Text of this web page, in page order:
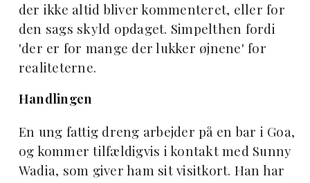
der ikke altid bliver kommenteret, eller for
den sags skyld opdaget. Simpelthen fordi
'der er for mange der lukker øjnene' for
realiteterne.
Handlingen
En ung fattig dreng arbejder på en bar i Goa,
og kommer tilfældigvis i kontakt med Sunny
Wadia, som giver ham sit visitkort. Han har